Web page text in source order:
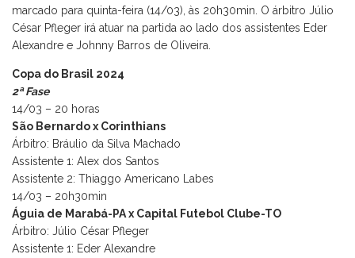
marcado para quinta-feira (14/03), às 20h30min. O árbitro Júlio
César Pfleger irá atuar na partida ao lado dos assistentes Eder
Alexandre e Johnny Barros de Oliveira.
Copa do Brasil 2024
2ª Fase
14/03 – 20 horas
São Bernardo x Corinthians
Árbitro: Bráulio da Silva Machado
Assistente 1: Alex dos Santos
Assistente 2: Thiaggo Americano Labes
14/03 – 20h30min
Águia de Marabá-PA x Capital Futebol Clube-TO
Árbitro: Júlio César Pfleger
Assistente 1: Eder Alexandre